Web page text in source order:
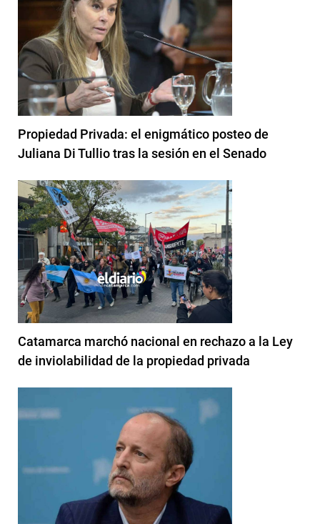
Propiedad Privada: el enigmático posteo de
Juliana Di Tullio tras la sesión en el Senado
Catamarca marchó nacional en rechazo a la Ley
de inviolabilidad de la propiedad privada